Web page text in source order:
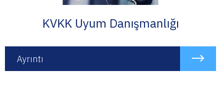
KVKK Uyum Danışmanlığı
Ayrıntı